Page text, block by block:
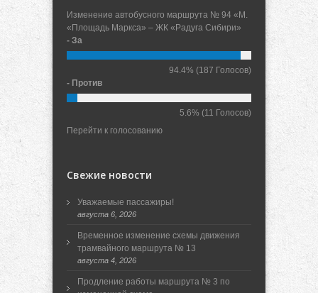
Изменение автобусного маршрута № 94 «М.
«Площадь Маркса» – ЖК «Радуга Сибири»
- За
94.4% (187 Голосов)
- Против
5.6% (11 Голосов)
Перейти к голосованию
Свежие новости
Уважаемые пассажиры!
августа 6, 2026
Временное изменение схемы движения
трамвайного маршрута № 13
августа 4, 2026
Продление работы маршрута № 3 по